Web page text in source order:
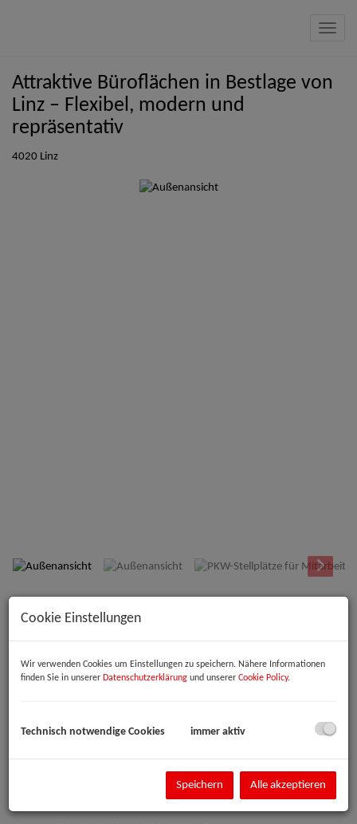
Attraktive Büroflächen in Bestlage von
Linz – Flexibel, modern und
repräsentativ
4020 Linz
Beschreibung
Diese großzügige Büroimmobilie bietet Ihnen eine beeindruckende
Start-up, etabliertes Unternehmen oder Dienstleister: Hier finden Sie
den perfekten Standort, um Ihre Geschäftsideen erfolgreich
umzusetzen.
Cookie Einstellungen
Wir verwenden Cookies um Einstellungen zu speichern. Nähere Informationen
finden Sie in unserer Datenschutzerklärung und unserer Cookie Policy.
Technisch notwendige Cookies immer aktiv
Speichern Alle akzeptieren